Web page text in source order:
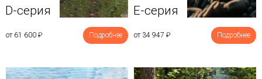
D-серия
от 61 600 ₽ Подробнее
E-серия
от 34 947 ₽ Подробнее